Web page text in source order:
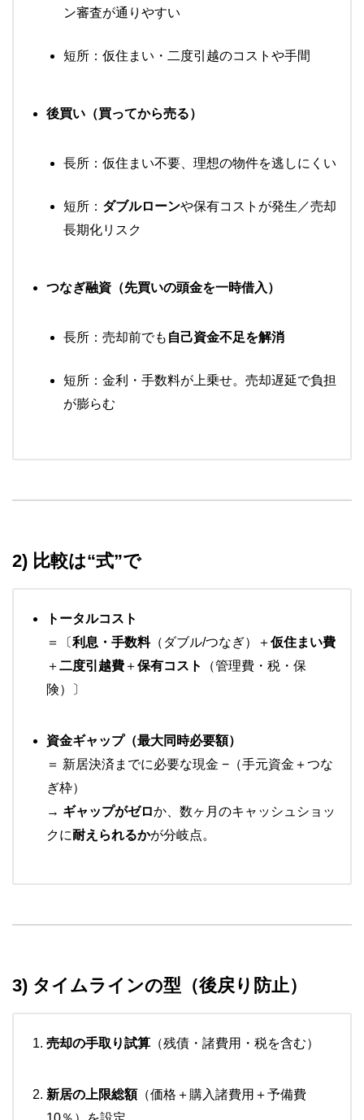
ン審査が通りやすい
短所：仮住まい・二度引越のコストや手間
後買い（買ってから売る）
長所：仮住まい不要、理想の物件を逃しにくい
短所： ダブルローンや保有コストが発生／売却
長期化リスク
つなぎ融資（先買いの頭金を一時借入）
長所：売却前でも 自己資金不足を解消
短所：金利・手数料が上乗せ。売却遅延で負担
が膨らむ
2) 比較は“式”で
トータルコスト
＝〔利息・手数料（ダブル/つなぎ）＋仮住まい費
＋二度引越費＋保有コスト
（管理費・税・保
険）〕
資金ギャップ（最大同時必要額）
＝ 新居決済までに必要な現金 −（手元資金＋つな
ぎ枠）
→ ギャップがゼロか、数ヶ月のキャッシュショッ
クに耐えられるかが分岐点。
3) タイムラインの型（後戻り防止）
売却の手取り試算 （残債・諸費用・税を含む）
新居の上限総額（価格＋購入諸費用＋予備費